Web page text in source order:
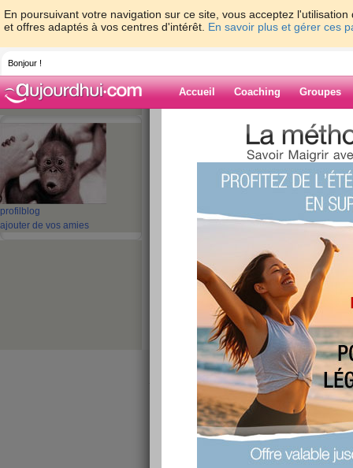
En poursuivant votre navigation sur ce site, vous acceptez
et offres adaptés à vos centres d'intérêt. En savoir plus et gérer ces
Bonjour !
Accueil Coaching Groupes
profil blog
ajouter de vos amies
>
> entretien
Blog de patouff
entretien
moi bonne chance
publié le 19/05/2008 à 07:22
ben voila je fippe
quelle merde j explique
j ai un entretien aujourdhui pour un contrat
pas les rue ces betes la faudrait pas oublier lol
donc je disiat un enretien j esperes pour
mon truc je sais ou c ets pour ne pas chercher
apres benon veras bien avec la chance que j